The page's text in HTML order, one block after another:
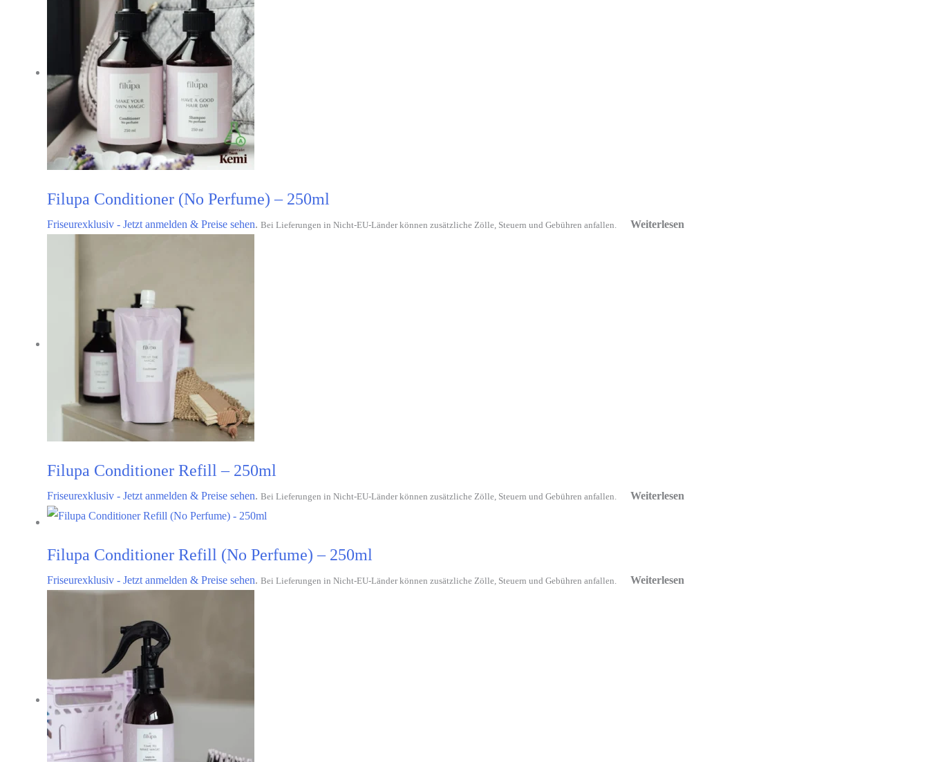
Filupa Conditioner (No Perfume) – 250ml
Friseurexklusiv - Jetzt anmelden & Preise sehen. Bei Lieferungen in Nicht-EU-Länder können zusätzliche Zölle, Steuern und Gebühren anfallen. Weiterlesen
Filupa Conditioner Refill – 250ml
Friseurexklusiv - Jetzt anmelden & Preise sehen. Bei Lieferungen in Nicht-EU-Länder können zusätzliche Zölle, Steuern und Gebühren anfallen. Weiterlesen
Filupa Conditioner Refill (No Perfume) – 250ml
Friseurexklusiv - Jetzt anmelden & Preise sehen. Bei Lieferungen in Nicht-EU-Länder können zusätzliche Zölle, Steuern und Gebühren anfallen. Weiterlesen